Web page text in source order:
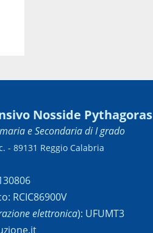
Nosside Pythagoras
e Secondaria di I grado
- 89131 Reggio Calabria
RCIC86900V
elettronica): UFUMT3